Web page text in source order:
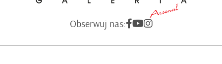
Obserwuj nas: